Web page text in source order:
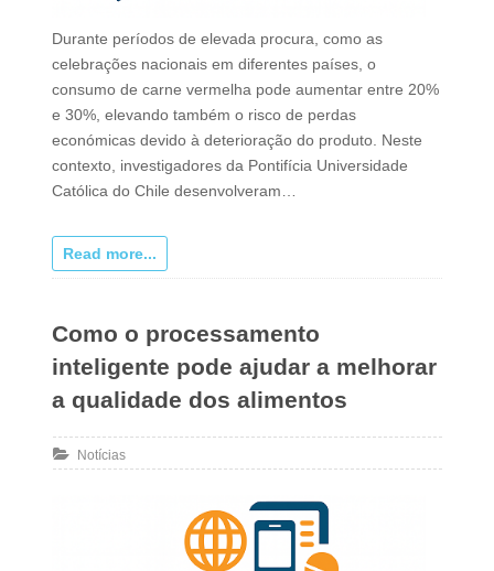
Durante períodos de elevada procura, como as
celebrações nacionais em diferentes países, o
consumo de carne vermelha pode aumentar entre 20%
e 30%, elevando também o risco de perdas
económicas devido à deterioração do produto. Neste
contexto, investigadores da Pontifícia Universidade
Católica do Chile desenvolveram…
Read more...
Como o processamento
inteligente pode ajudar a melhorar
a qualidade dos alimentos
Notícias